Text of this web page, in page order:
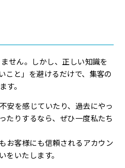
せん。しかし、正しい知識を
こと」を避けるだけで、集客の
す。
安を感じていたり、過去にやっ
たりするなら、ぜひ一度私たち
お客様にも信頼されるアカウン
をいたします。